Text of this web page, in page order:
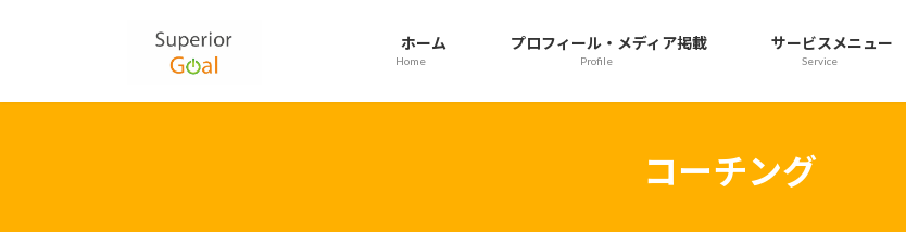
ホーム
Home
プロフィール・メディア掲載
Profile
サービスメニュー
Service
コーチング